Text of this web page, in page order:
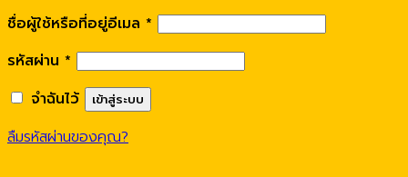
ชื่อผู้ใช้หรือที่อยู่อีเมล *
รหัสผ่าน *
จำฉันไว้
เข้าสู่ระบบ
ลืมรหัสผ่านของคุณ?